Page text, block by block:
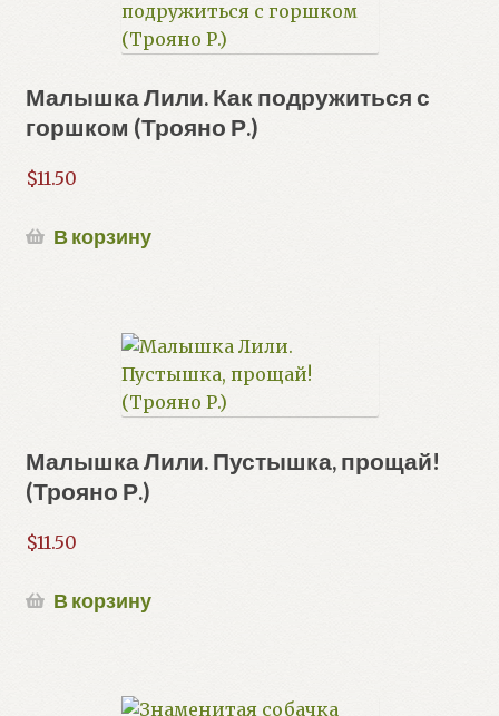
Малышка Лили. Как подружиться с
горшком (Трояно Р.)
$11.50
В корзину
Малышка Лили. Пустышка, прощай!
(Трояно Р.)
$11.50
В корзину